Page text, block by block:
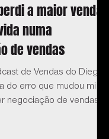
a maior venda
numa
de vendas
de Vendas do Diego
do erro que mudou minha
negociação de vendas.